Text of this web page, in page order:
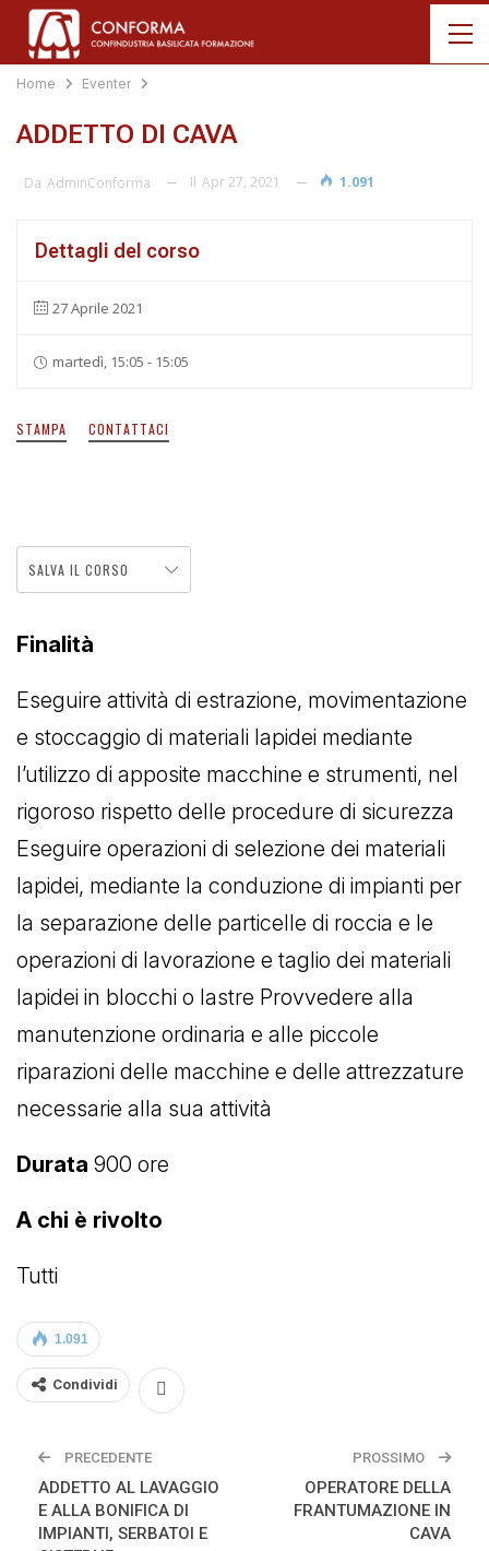
Home Eventer
ADDETTO DI CAVA
Da AdminConforma Il Apr 27, 2021 1.091
Dettagli del corso
27 Aprile 2021
martedì, 15:05 - 15:05
STAMPA CONTATTACI
SALVA IL CORSO
Finalità
Eseguire attività di estrazione, movimentazione
e stoccaggio di materiali lapidei mediante
l’utilizzo di apposite macchine e strumenti, nel
rigoroso rispetto delle procedure di sicurezza
Eseguire operazioni di selezione dei materiali
lapidei, mediante la conduzione di impianti per
la separazione delle particelle di roccia e le
operazioni di lavorazione e taglio dei materiali
lapidei in blocchi o lastre Provvedere alla
manutenzione ordinaria e alle piccole
riparazioni delle macchine e delle attrezzature
necessarie alla sua attività
Durata 900 ore
A chi è rivolto
Tutti
1.091
Condividi
PRECEDENTE
ADDETTO AL LAVAGGIO
E ALLA BONIFICA DI
IMPIANTI, SERBATOI E
PROSSIMO
OPERATORE DELLA
FRANTUMAZIONE IN
CAVA